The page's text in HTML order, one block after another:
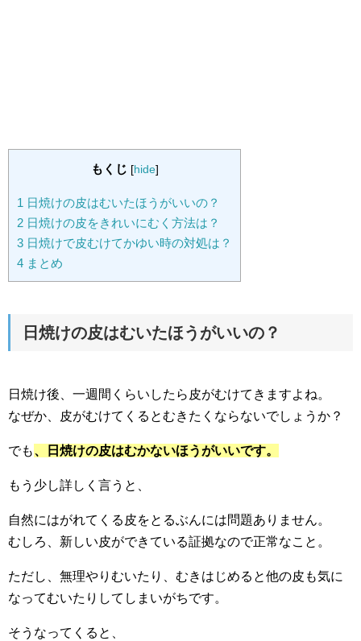
もくじ [hide]
1 日焼けの皮はむいたほうがいいの？
2 日焼けの皮をきれいにむく方法は？
3 日焼けで皮むけてかゆい時の対処は？
4 まとめ
日焼けの皮はむいたほうがいいの？
日焼け後、一週間くらいしたら皮がむけてきますよね。
なぜか、皮がむけてくるとむきたくならないでしょうか？
でも、日焼けの皮はむかないほうがいいです。
もう少し詳しく言うと、
自然にはがれてくる皮をとるぶんには問題ありません。
むしろ、新しい皮ができている証拠なので正常なこと。
ただし、無理やりむいたり、むきはじめると他の皮も気に
なってむいたりしてしまいがちです。
そうなってくると、